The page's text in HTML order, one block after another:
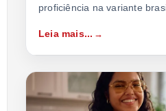
proficiência na variante
Leia mais...